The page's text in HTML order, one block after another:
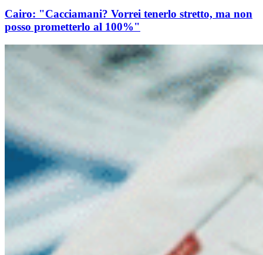
Cairo: "Cacciamani? Vorrei tenerlo stretto, ma non
posso prometterlo al 100%"